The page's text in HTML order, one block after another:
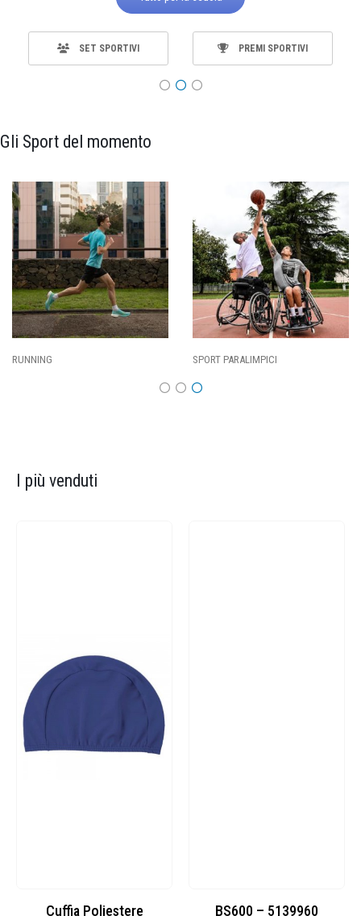
SET SPORTIVI PREMI SPORTIVI
Gli Sport del momento
PARALIMPICI CALCIO
I più venduti
Cuffia Poliestere BS600 – 5139960